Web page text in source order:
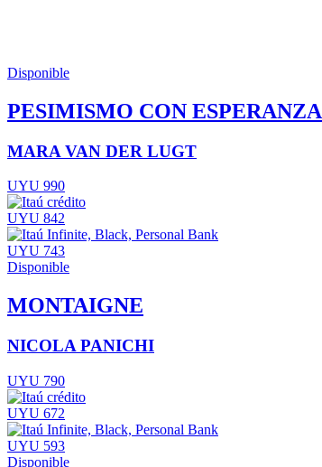
Disponible
PESIMISMO CON ESPERANZA
MARA VAN DER LUGT
UYU 990
UYU 842
UYU 743
Disponible
MONTAIGNE
NICOLA PANICHI
UYU 790
UYU 672
UYU 593
Disponible